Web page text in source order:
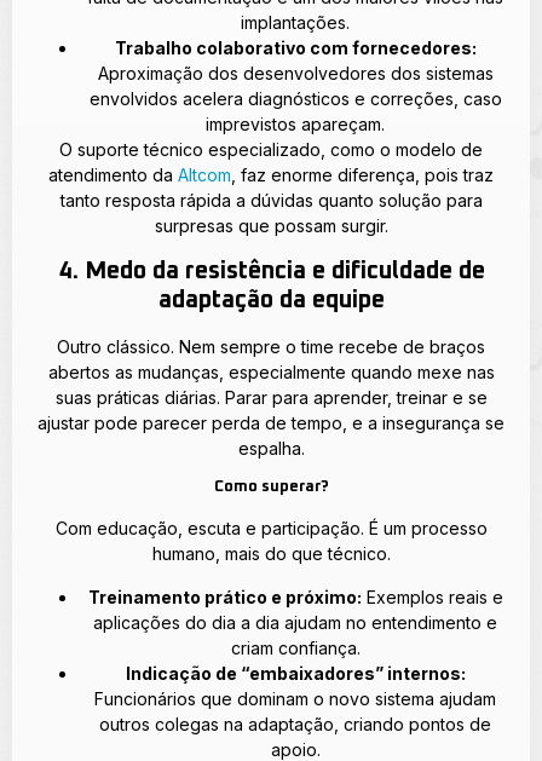
implantações.
Trabalho colaborativo com fornecedores:
Aproximação dos desenvolvedores dos sistemas
envolvidos acelera diagnósticos e correções, caso
imprevistos apareçam.
O suporte técnico especializado, como o modelo de
atendimento da Altcom, faz enorme diferença, pois traz
tanto resposta rápida a dúvidas quanto solução para
surpresas que possam surgir.
4. Medo da resistência e dificuldade de
adaptação da equipe
Outro clássico. Nem sempre o time recebe de braços
abertos as mudanças, especialmente quando mexe nas
suas práticas diárias. Parar para aprender, treinar e se
ajustar pode parecer perda de tempo, e a insegurança se
espalha.
Como superar?
Com educação, escuta e participação. É um processo
humano, mais do que técnico.
Treinamento prático e próximo: Exemplos reais e
aplicações do dia a dia ajudam no entendimento e
criam confiança.
Indicação de “embaixadores” internos:
Funcionários que dominam o novo sistema ajudam
outros colegas na adaptação, criando pontos de
apoio.